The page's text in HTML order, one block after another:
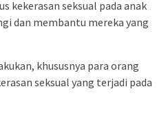
kekerasan seksual pada anak
dan membantu mereka yang
khususnya para orang
seksual yang terjadi pada